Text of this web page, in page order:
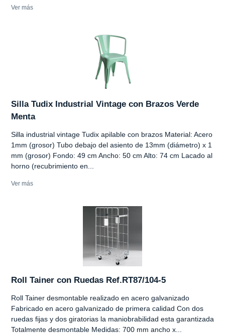
Ver más
Silla Tudix Industrial Vintage con Brazos Verde
Menta
Silla industrial vintage Tudix apilable con brazos Material: Acero
1mm (grosor) Tubo debajo del asiento de 13mm (diámetro) x 1
mm (grosor) Fondo: 49 cm Ancho: 50 cm Alto: 74 cm Lacado al
horno (recubrimiento en...
Ver más
Roll Tainer con Ruedas Ref.RT87/104-5
Roll Tainer desmontable realizado en acero galvanizado
Fabricado en acero galvanizado de primera calidad Con dos
ruedas fijas y dos giratorias la maniobrabilidad esta garantizada
Totalmente desmontable Medidas: 700 mm ancho x...